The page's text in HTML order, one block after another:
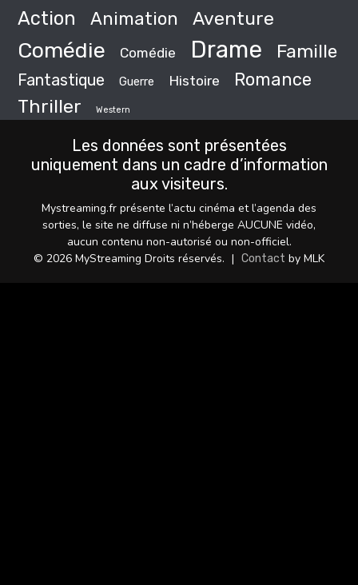
Action Animation Aventure
Comédie Comédie Drame Famille
Fantastique Guerre Histoire Romance
Thriller Western
Les données sont présentées
uniquement dans un cadre d’information
aux visiteurs.
Mystreaming.fr présente l’actu cinéma et l’agenda des
sorties, le site ne diffuse ni n’héberge AUCUNE vidéo,
aucun contenu non-autorisé ou non-officiel.
© 2026 MyStreaming Droits réservés. | Contact by MLK